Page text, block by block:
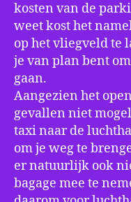
kosten van de
weet kost het
op het vliegveld te
je van plan bent
gaan.
Aangezien het
gevallen niet
taxi naar de
om je weg te
er natuurlijk ook
bagage mee te